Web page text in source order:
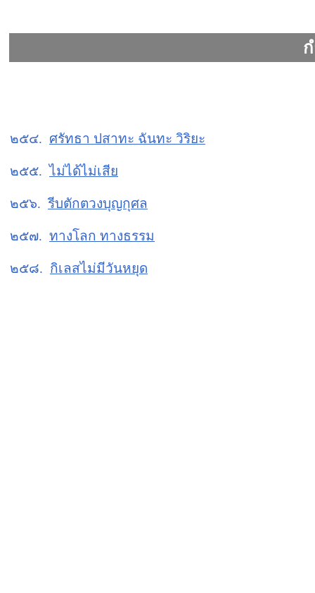
๒๕๔. ศรัทธา ปสาทะ ฉันทะ วิริยะ
๒๕๕.ไม่ได้ไม่เสีย
๒๕๖.รีบตักตวงบุญกุศล
๒๕๗. ทางโลก ทางธรรม
๒๕๘. กิเลสไม่มีวันหยุด